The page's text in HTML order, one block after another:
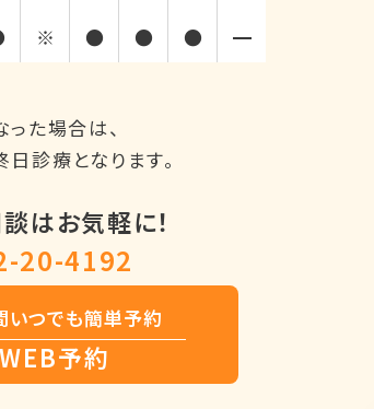
※ ● ● ● ━
た場合は、
診療となります。
はお気軽に！
20-4192
いつでも簡単予約
WEB予約